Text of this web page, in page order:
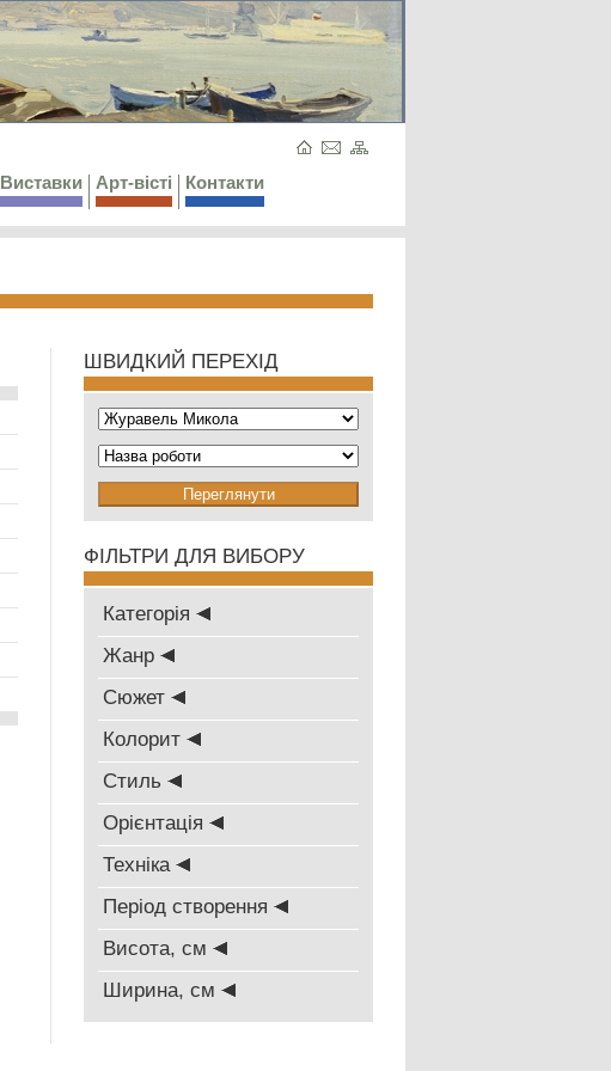
Виставки Арт-вісті Контакти
ШВИДКИЙ ПЕРЕХІД
ФІЛЬТРИ ДЛЯ ВИБОРУ
Категорія
Жанр
Сюжет
Колорит
Стиль
Oрієнтація
Техніка
Період створення
Висота, см
Ширина, см